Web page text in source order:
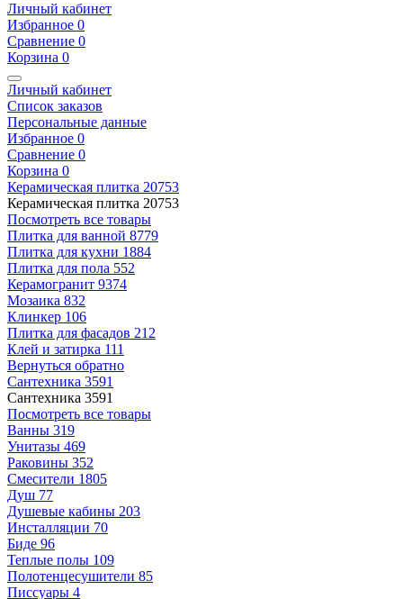
Личный кабинет
Избранное 0
Сравнение 0
Корзина 0
Личный кабинет
Список заказов
Персональные данные
Избранное 0
Сравнение 0
Корзина 0
Керамическая плитка 20753
Керамическая плитка 20753
Посмотреть все товары
Плитка для ванной 8779
Плитка для кухни 1884
Плитка для пола 552
Керамогранит 9374
Мозаика 832
Клинкер 106
Плитка для фасадов 212
Клей и затирка 111
Вернуться обратно
Сантехника 3591
Сантехника 3591
Посмотреть все товары
Ванны 319
Унитазы 469
Раковины 352
Смесители 1805
Душ 77
Душевые кабины 203
Инсталляции 70
Биде 96
Теплые полы 109
Полотенцесушители 85
Писсуары 4